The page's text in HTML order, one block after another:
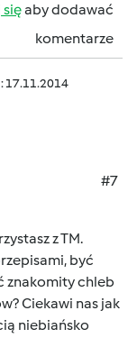
sięaby dodawać
komentarze
: 17.11.2014
#7
z TM.
być
znakomity chleb
Ciekawi nas jak
niebiańsko